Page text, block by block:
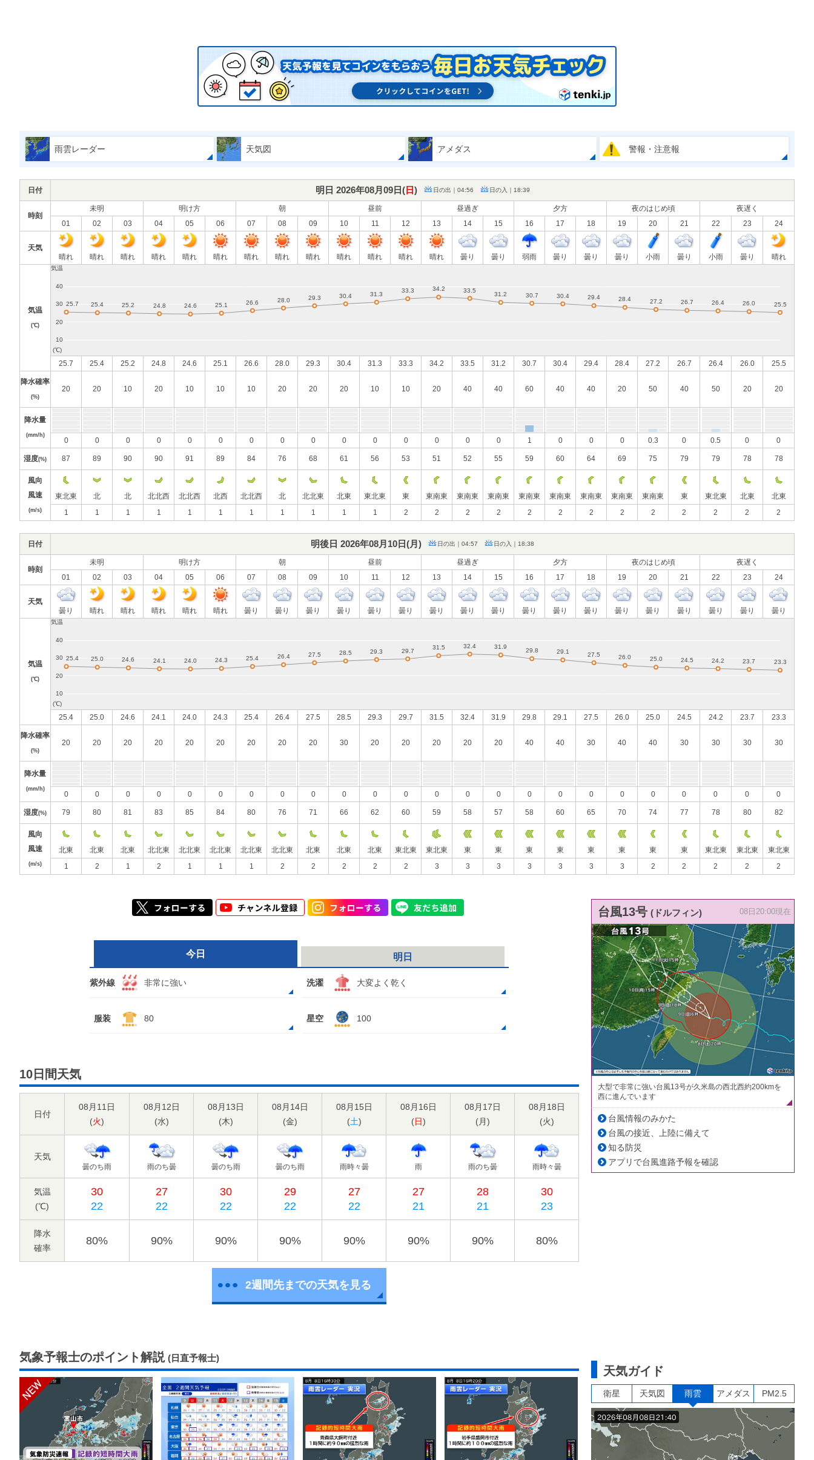
雨雲レーダー 天気図 アメダス 警報・注意報
日付 明日 2026年08月09日(日) 日の出｜04:56 日の入｜18:39
時刻
未明 明け方 朝 昼前 昼過ぎ 夕方 夜のはじめ頃
夜遅く
01
02 03 04 05 06 07 08 09 10 11 12 13 14 15 16 17 18 19 20 21 22 23 24
天気
晴れ
晴れ 晴れ 晴れ 晴れ 晴れ 晴れ 晴れ 晴れ 晴れ 晴れ 晴れ 晴れ 曇り 曇り 弱雨 曇り 曇り 曇り 小雨 曇り 小雨 曇り 晴れ
気温
(℃)
25.7 25.4 25.2 24.8 24.6 25.1 26.6 28.0 29.3 30.4 31.3 33.3 34.2 33.5 31.2 30.7 30.4 29.4 28.4 27.2 26.7 26.4 26.0 25.5
降水確率
(%)
20 20 10 20 10 10 10 20 20 20 10 10 20 40 40 60 40 40 20 50 40 50 20 20
降水量
(mm/h)
0 0 0 0 0 0 0 0 0 0 0 0 0 0 0 1 0 0 0 0.3 0 0.5 0 0
湿度(%) 87 89 90 90 91 89 84 76 68 61 56 53 51 52 55 59 60 64 69 75 79 79 78 78
風向
風速
(m/s)
東北東 北 北 北北西 北北西 北西 北北西 北 北北東 北東 東北東 東 東南東 東南東 東南東 東南東 東南東 東南東 東南東 東南東 東 東北東 北東
北東
1
1 1 1 1 1 1 1 1 1 1 2 2 2 2 2 2 2 2 2 2 2 2 2
日付 明後日 2026年08月10日(月 ) 日の出｜04:57 日の入｜18:38
時刻
未明 明け方 朝 昼前 昼過ぎ 夕方 夜のはじめ頃
夜遅く
01
02 03 04 05 06 07 08 09 10 11 12 13 14 15 16 17 18 19 20 21 22 23 24
天気
曇り
晴れ 晴れ 晴れ 晴れ 晴れ 曇り 曇り 曇り 曇り 曇り 曇り 曇り 曇り 曇り 曇り 曇り 曇り 曇り 曇り 曇り 曇り 曇り 曇り
気温
(℃)
25.4 25.0 24.6 24.1 24.0 24.3 25.4 26.4 27.5 28.5 29.3 29.7 31.5 32.4 31.9 29.8 29.1 27.5 26.0 25.0 24.5 24.2 23.7 23.3
降水確率
(%)
20 20 20 20 20 20 20 20 20 30 20 20 20 20 20 40 40 30 40 40 30 30 30 30
降水量
(mm/h)
0 0 0 0 0 0 0 0 0 0 0 0 0 0 0 0 0 0 0 0 0 0 0 0
湿度(%) 79 80 81 83 85 84 80 76 71 66 62 60 59 58 57 58 60 65 70 74 77 78 80 82
風向
風速
(m/s)
北東 北東 北東 北北東 北北東 北北東 北北東 北北東 北東 北東 北東 東北東 東北東 東 東 東 東 東 東 東 東 東北東 東北東
東北東
1
2 1 2 1 1 1 2 2 2 2 2 3 3 3 3 3 3 3 2 2 2 2 2
今日 明日
紫外線 非常に強い 洗濯 大変よく乾く
服装 80 星空 100
10日間天気
日付
08月11日
(火)
08月12日
(水)
08月13日
(木)
08月14日
(金)
08月15日
(土)
08月16日
(日)
08月17日
(月)
08月18日
(火)
天気
曇のち雨 雨のち曇 曇のち雨 曇のち雨 雨時々曇 雨 雨のち曇 雨時々曇
気温
(℃)
30
22
27
22
30
22
29
22
27
22
27
21
28
21
30
23
降水
確率
80% 90% 90% 90% 90% 90% 90% 80%
2週間先までの天気を見る
気象予報士のポイント解説 (日直予報士)
台風13号 (ドルフィン) 08日20:00現在
大型で非常に強い台風13号が久米島の西北西約200kmを
西に進んでいます
台風情報のみかた
台風の接近、上陸に備えて
知る防災
アプリで台風進路予報を確認
天気ガイド
衛星 天気図 雨雲 アメダス PM2.5